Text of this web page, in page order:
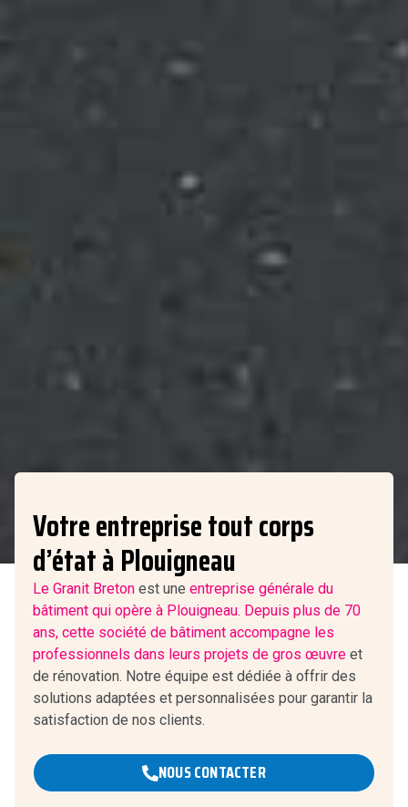
Votre entreprise tout corps
d’état à Plouigneau
Le Granit Breton est une entreprise générale du
bâtiment qui opère à Plouigneau. Depuis plus de 70
ans, cette société de bâtiment accompagne les
professionnels dans leurs projets de gros œuvre et
de rénovation. Notre équipe est dédiée à offrir des
solutions adaptées et personnalisées pour garantir la
satisfaction de nos clients.
NOUS CONTACTER